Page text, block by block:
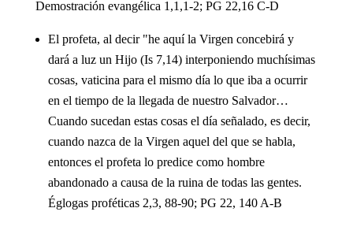
Demostración evangélica 1,1,1-2; PG 22,16 C-D
El profeta, al decir "he aquí la Virgen concebirá y
dará a luz un Hijo (Is 7,14) interponiendo muchísimas
cosas, vaticina para el mismo día lo que iba a ocurrir
en el tiempo de la llegada de nuestro Salvador…
Cuando sucedan estas cosas el día señalado, es decir,
cuando nazca de la Virgen aquel del que se habla,
entonces el profeta lo predice como hombre
abandonado a causa de la ruina de todas las gentes.
Églogas proféticas 2,3, 88-90; PG 22, 140 A-B